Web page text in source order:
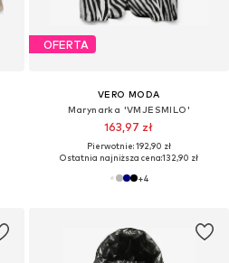
OFERTA
VERO MODA
Marynarka 'VMJESMILO'
163,97 zł
Pierwotnie: 192,90 zł
Ostatnia najniższa cena:132,90 zł
+4